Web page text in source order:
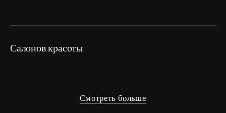
салонов красоты
Смотреть больше